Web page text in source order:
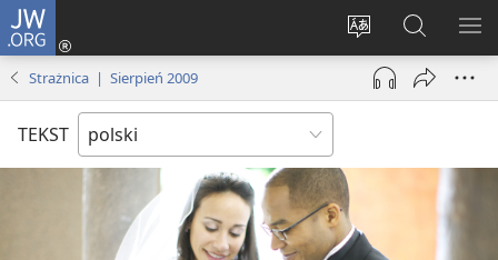
JW.ORG
Wybór
języka
Logowanie
(opens
window)
Szukaj
na
JW.ORG
Strażnica | Sierpień 2009
TEKST